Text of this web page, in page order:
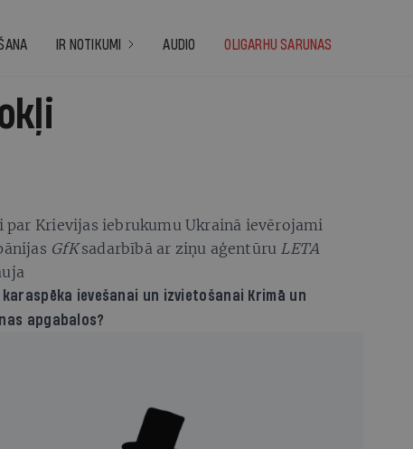
IR NOTIKUMI AUDIO OLIGARHU SARUNAS
Krievijas iebrukumu Ukrainā ievērojami
GfKsadarbībā ar ziņu aģentūru LETA
ievešanai un izvietošanai Krimā un
apgabalos?